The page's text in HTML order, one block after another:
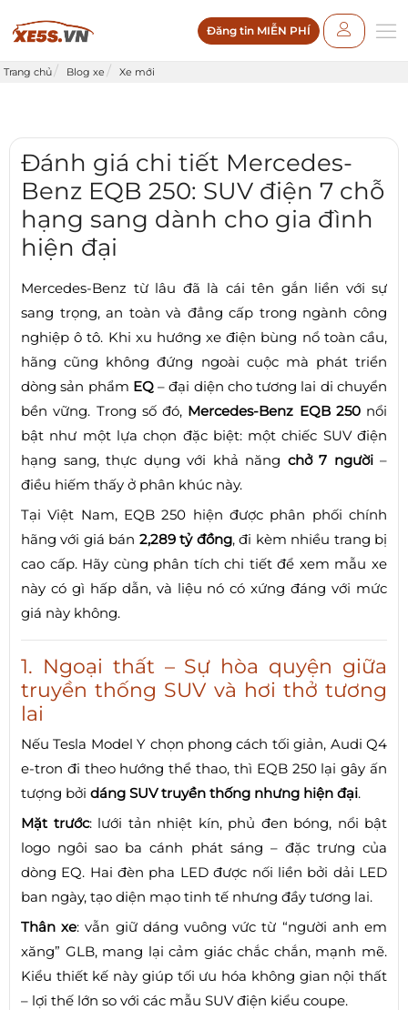
Đăng tin MIỄN PHÍ
Trang chủ Blog xe Xe mới
Đánh giá chi tiết Mercedes-
Benz EQB 250: SUV điện 7 chỗ
hạng sang dành cho gia đình
hiện đại
Mercedes-Benz từ lâu đã là cái tên gắn liền với sự
sang trọng, an toàn và đẳng cấp trong ngành công
nghiệp ô tô. Khi xu hướng xe điện bùng nổ toàn cầu,
hãng cũng không đứng ngoài cuộc mà phát triển
dòng sản phẩm EQ– đại diện cho tương lai di chuyển
bền vững. Trong số đó, Mercedes-Benz EQB 250nổi
bật như một lựa chọn đặc biệt: một chiếc SUV điện
hạng sang, thực dụng với khả năng chở 7 người–
điều hiếm thấy ở phân khúc này.
Tại Việt Nam, EQB 250 hiện được phân phối chính
hãng với giá bán 2,289 tỷ đồng, đi kèm nhiều trang bị
cao cấp. Hãy cùng phân tích chi tiết để xem mẫu xe
này có gì hấp dẫn, và liệu nó có xứng đáng với mức
giá này không.
1. Ngoại thất – Sự hòa quyện giữa
truyền thống SUV và hơi thở tương
lai
Nếu Tesla Model Y chọn phong cách tối giản, Audi Q4
e-tron đi theo hướng thể thao, thì EQB 250 lại gây ấn
tượng bởi dáng SUV truyền thống nhưng hiện đại.
Mặt trước: lưới tản nhiệt kín, phủ đen bóng, nổi bật
logo ngôi sao ba cánh phát sáng – đặc trưng của
dòng EQ. Hai đèn pha LED được nối liền bởi dải LED
ban ngày, tạo diện mạo tinh tế nhưng đầy tương lai.
Thân xe: vẫn giữ dáng vuông vức từ “người anh em
xăng” GLB, mang lại cảm giác chắc chắn, mạnh mẽ.
Kiểu thiết kế này giúp tối ưu hóa không gian nội thất
– lợi thế lớn so với các mẫu SUV điện kiểu coupe.